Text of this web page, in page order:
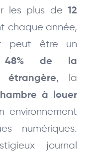
les plus de 12
chaque année,
peut être un
48% de la
étrangère, la
à louer
environnement
numériques.